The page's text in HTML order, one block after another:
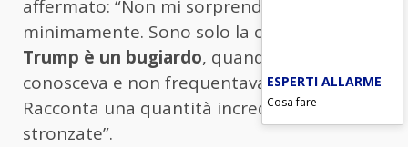
affermato: “Non mi sorprendono
minimamente. Sono solo la conferma che
Trump è un bugiardo, quando dice che non
conosceva e non frequentava mio fratello.
Racconta una quantità incredibile di
stronzate”.
ESPERTI ALLARME
Cosa fare